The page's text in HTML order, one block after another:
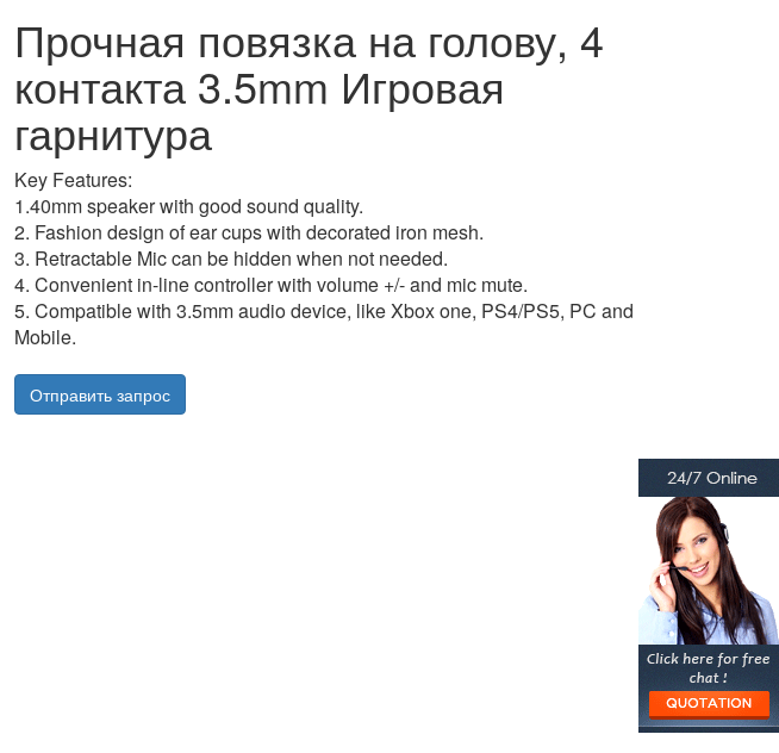
Прочная повязка на голову, 4
контакта 3.5mm Игровая
гарнитура
Key Features:
1.40mm speaker with good sound quality.
2. Fashion design of ear cups with decorated iron mesh.
3. Retractable Mic can be hidden when not needed.
4. Convenient in-line controller with volume +/- and mic mute.
5. Compatible with 3.5mm audio device, like Xbox one, PS4/PS5, PC and
Mobile.
Отправить запрос